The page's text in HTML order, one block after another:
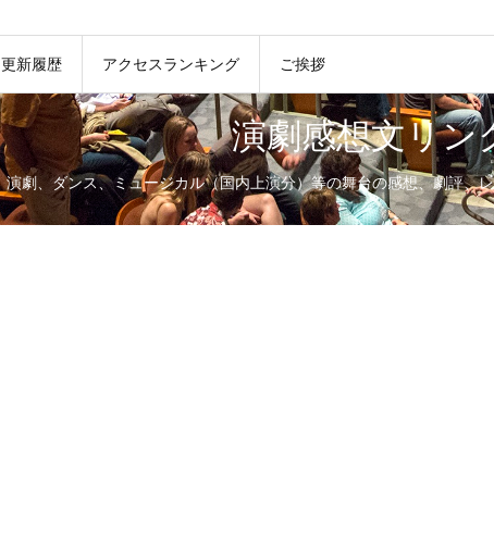
更新履歴 アクセスランキング ご挨拶
演劇感想文リン
演劇、ダンス、ミュージカル（国内上演分）等の舞台の感想、劇評、